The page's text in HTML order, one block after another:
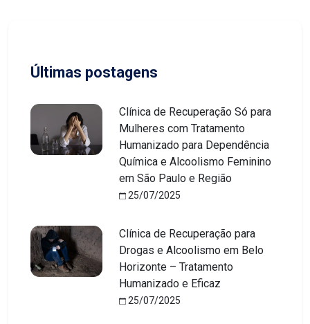
Últimas postagens
Clínica de Recuperação Só para
Mulheres com Tratamento
Humanizado para Dependência
Química e Alcoolismo Feminino
em São Paulo e Região
25/07/2025
Clínica de Recuperação para
Drogas e Alcoolismo em Belo
Horizonte – Tratamento
Humanizado e Eficaz
25/07/2025